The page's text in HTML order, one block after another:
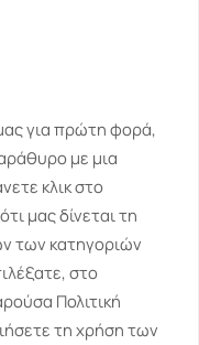
για πρώτη φορά,
με μια
κλικ στο
μας δίνεται τη
των κατηγοριών
στο
Πολιτική
τη χρήση των